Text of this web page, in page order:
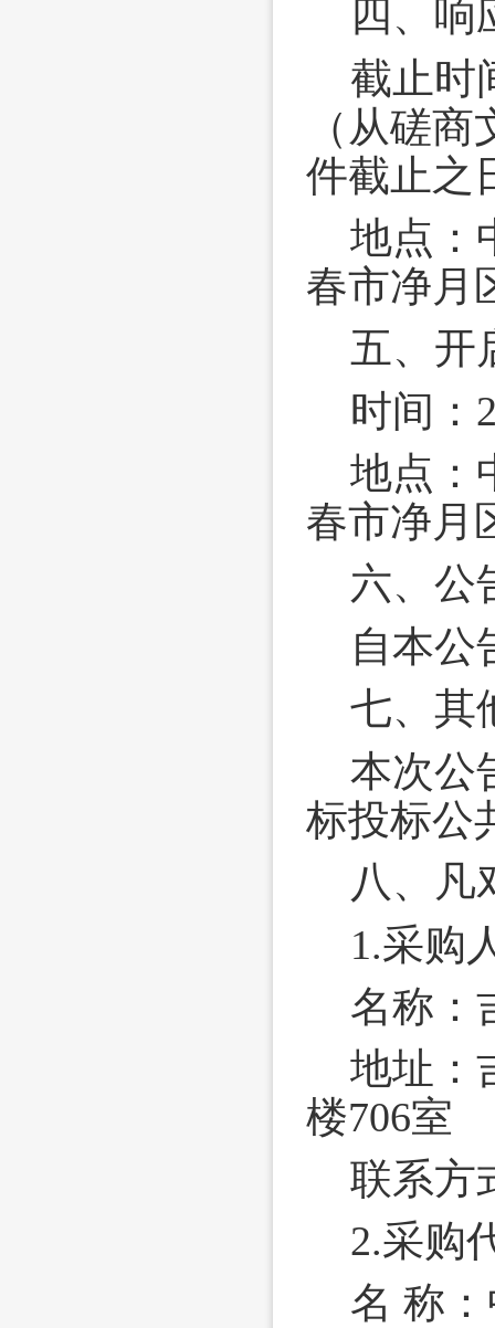
四、响
截止时
（从磋
件截止之
地点：
春市净月
五、开
时间：
地点：
春市净月
六、公
自本公
七、其
本次公
标投标公
八、
凡
1.采购
名称：
地址：
楼706室
联系方
2.采购
名 称